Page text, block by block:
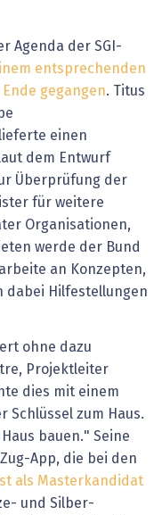
Agenda der SGI-
entsprechenden
gegangen. Titus
einen
dem Entwurf
Überprüfung der
für weitere
Organisationen,
werde der Bund
an Konzepten,
dabei Hilfestellungen
ohne dazu
Projektleiter
dies mit einem
Schlüssel zum Haus.
bauen." Seine
App, die bei den
als Masterkandidat
und Silber-